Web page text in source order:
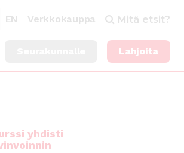
EN Verkkokauppa Mitä etsit?
Lahjoita
yhdisti